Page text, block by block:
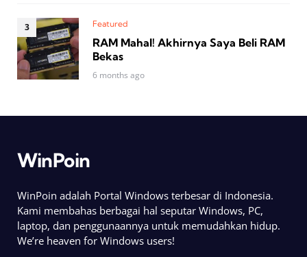
Featured
RAM Mahal! Akhirnya Saya Beli RAM
Bekas
6 months ago
WinPoin
WinPoin adalah Portal Windows terbesar di Indonesia.
Kami membahas berbagai hal seputar Windows, PC,
laptop, dan penggunaannya untuk memudahkan hidup.
We’re heaven for Windows users!